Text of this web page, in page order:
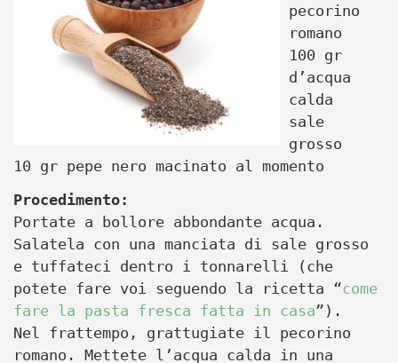
pecorino
romano
100 gr
d’acqua
calda
sale
grosso
10 gr pepe nero macinato al momento
Procedimento:
Portate a bollore abbondante acqua.
Salatela con una manciata di sale grosso
e tuffateci dentro i tonnarelli (che
potete fare voi seguendo la ricetta “come
fare la pasta fresca fatta in casa”).
Nel frattempo, grattugiate il pecorino
romano. Mettete l’acqua calda in una